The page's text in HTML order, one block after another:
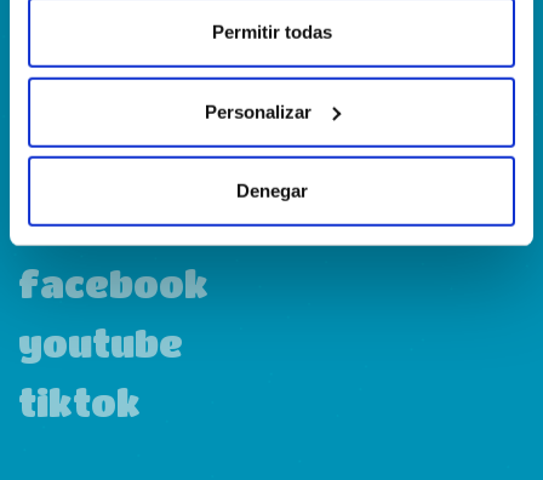
Permitir todas
Personalizar
Denegar
linkedin
instagram
facebook
youtube
tiktok